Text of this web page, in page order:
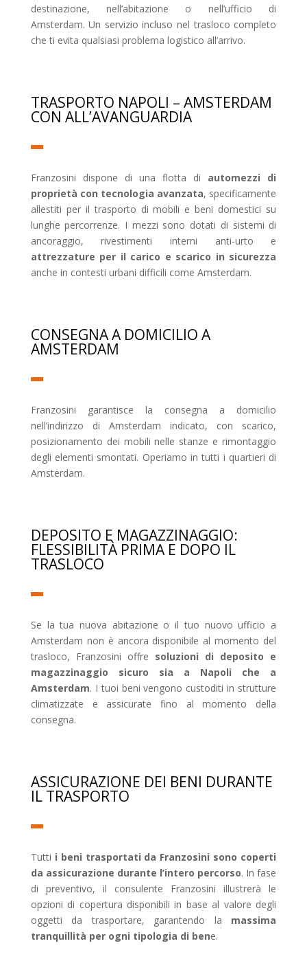
destinazione, nell’abitazione o nell’ufficio di
Amsterdam. Un servizio incluso nel trasloco completo
che ti evita qualsiasi problema logistico all’arrivo.
TRASPORTO NAPOLI – AMSTERDAM
CON ALL’AVANGUARDIA
Franzosini dispone di una flotta di automezzi di
proprietà con tecnologia avanzata, specificamente
allestiti per il trasporto di mobili e beni domestici su
lunghe percorrenze. I mezzi sono dotati di sistemi di
ancoraggio, rivestimenti interni anti-urto e
attrezzature per il carico e scarico in sicurezza
anche in contesti urbani difficili come Amsterdam.
CONSEGNA A DOMICILIO A
AMSTERDAM
Franzosini garantisce la consegna a domicilio
nell’indirizzo di Amsterdam indicato, con scarico,
posizionamento dei mobili nelle stanze e rimontaggio
degli elementi smontati. Operiamo in tutti i quartieri di
Amsterdam.
DEPOSITO E MAGAZZINAGGIO:
FLESSIBILITÀ PRIMA E DOPO IL
TRASLOCO
Se la tua nuova abitazione o il tuo nuovo ufficio a
Amsterdam non è ancora disponibile al momento del
trasloco, Franzosini offre soluzioni di deposito e
magazzinaggio sicuro sia a Napoli che a
Amsterdam. I tuoi beni vengono custoditi in strutture
climatizzate e assicurate fino al momento della
consegna.
ASSICURAZIONE DEI BENI DURANTE
IL TRASPORTO
Tutti i beni trasportati da Franzosini sono coperti
da assicurazione durante l’intero percorso. In fase
di preventivo, il consulente Franzosini illustrerà le
opzioni di copertura disponibili in base al valore degli
oggetti da trasportare, garantendo la massima
tranquillità per ogni tipologia di bene.